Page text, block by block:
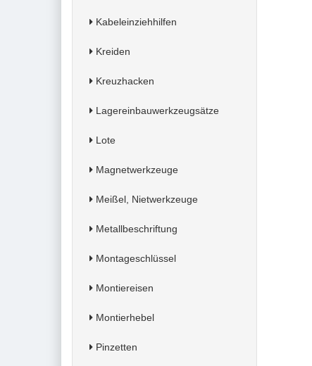
Kabeleinziehhilfen
Kreiden
Kreuzhacken
Lagereinbauwerkzeugsätze
Lote
Magnetwerkzeuge
Meißel, Nietwerkzeuge
Metallbeschriftung
Montageschlüssel
Montiereisen
Montierhebel
Pinzetten